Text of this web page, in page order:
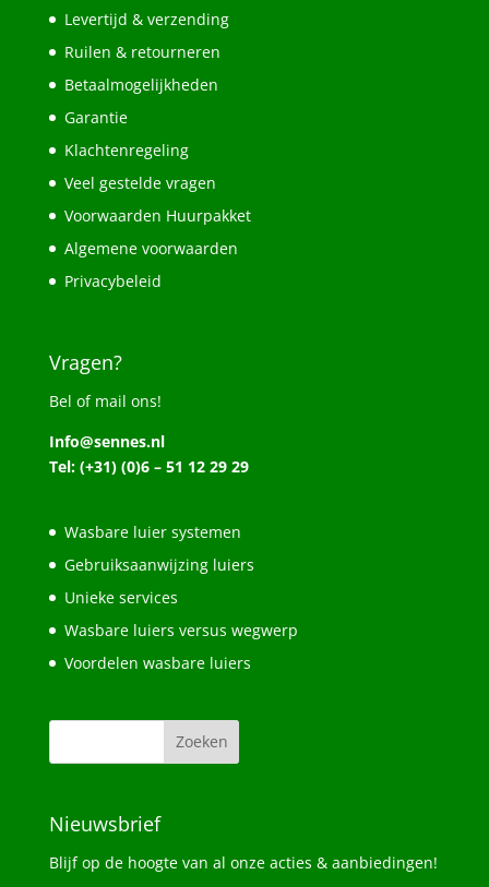
Levertijd & verzending
Ruilen & retourneren
Betaalmogelijkheden
Garantie
Klachtenregeling
Veel gestelde vragen
Voorwaarden Huurpakket
Algemene voorwaarden
Privacybeleid
Vragen?
Bel of mail ons!
Info@sennes.nl
Tel: (+31) (0)6 – 51 12 29 29
Wasbare luier systemen
Gebruiksaanwijzing luiers
Unieke services
Wasbare luiers versus wegwerp
Voordelen wasbare luiers
Nieuwsbrief
Blijf op de hoogte van al onze acties & aanbiedingen!